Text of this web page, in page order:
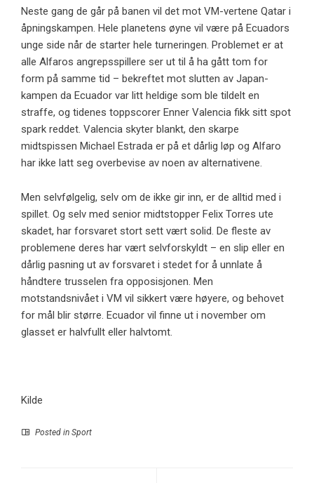
Neste gang de går på banen vil det mot VM-vertene Qatar i
åpningskampen. Hele planetens øyne vil være på Ecuadors
unge side når de starter hele turneringen. Problemet er at
alle Alfaros angrepsspillere ser ut til å ha gått tom for
form på samme tid – bekreftet mot slutten av Japan-
kampen da Ecuador var litt heldige som ble tildelt en
straffe, og tidenes toppscorer Enner Valencia fikk sitt spot
spark reddet. Valencia skyter blankt, den skarpe
midtspissen Michael Estrada er på et dårlig løp og Alfaro
har ikke latt seg overbevise av noen av alternativene.
Men selvfølgelig, selv om de ikke gir inn, er de alltid med i
spillet. Og selv med senior midtstopper Felix Torres ute
skadet, har forsvaret stort sett vært solid. De fleste av
problemene deres har vært selvforskyldt – en slip eller en
dårlig pasning ut av forsvaret i stedet for å unnlate å
håndtere trusselen fra opposisjonen. Men
motstandsnivået i VM vil sikkert være høyere, og behovet
for mål blir større. Ecuador vil finne ut i november om
glasset er halvfullt eller halvtomt.
Kilde
Posted in Sport